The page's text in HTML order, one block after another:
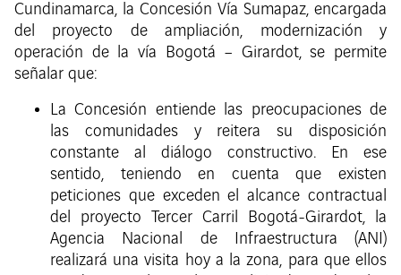
Cundinamarca, la Concesión Vía Sumapaz, encargada
del proyecto de ampliación, modernización y
operación de la vía Bogotá – Girardot, se permite
señalar que:
La Concesión entiende las preocupaciones de
las comunidades y reitera su disposición
constante al diálogo constructivo. En ese
sentido, teniendo en cuenta que existen
peticiones que exceden el alcance contractual
del proyecto Tercer Carril Bogotá-Girardot, la
Agencia Nacional de Infraestructura (ANI)
realizará una visita hoy a la zona, para que ellos